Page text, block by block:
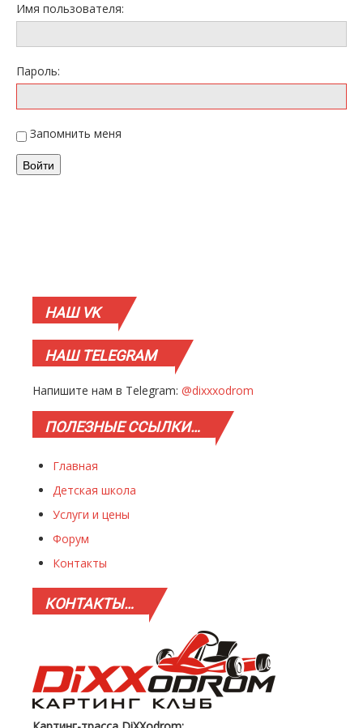
Имя пользователя:
Пароль:
Запомнить меня
Войти
НАШVK
НАШTELEGRAM
Напишите нам в Telegram: @dixxxodrom
ПОЛЕЗНЫЕССЫЛКИ…
Главная
Детская школа
Услуги и цены
Форум
Контакты
КОНТАКТЫ…